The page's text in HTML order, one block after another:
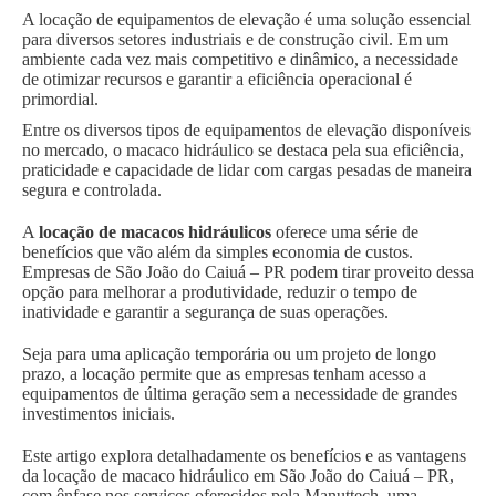
A locação de equipamentos de elevação é uma solução essencial
para diversos setores industriais e de construção civil. Em um
ambiente cada vez mais competitivo e dinâmico, a necessidade
de otimizar recursos e garantir a eficiência operacional é
primordial.
Entre os diversos tipos de equipamentos de elevação disponíveis
no mercado, o macaco hidráulico se destaca pela sua eficiência,
praticidade e capacidade de lidar com cargas pesadas de maneira
segura e controlada.
A locação de macacos hidráulicos oferece uma série de
benefícios que vão além da simples economia de custos.
Empresas de São João do Caiuá – PR podem tirar proveito dessa
opção para melhorar a produtividade, reduzir o tempo de
inatividade e garantir a segurança de suas operações.
Seja para uma aplicação temporária ou um projeto de longo
prazo, a locação permite que as empresas tenham acesso a
equipamentos de última geração sem a necessidade de grandes
investimentos iniciais.
Este artigo explora detalhadamente os benefícios e as vantagens
da locação de macaco hidráulico em São João do Caiuá – PR,